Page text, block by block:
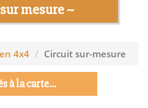
mesure ~
4x4 Circuit sur-mesure
à la carte...